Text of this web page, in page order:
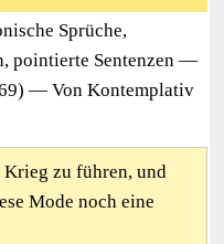
Sprüche,
pointierte Sentenzen —
— Von Kontemplativ
Krieg zu führen, und
Mode noch eine